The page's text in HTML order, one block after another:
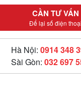
CẦN TƯ VẤN
Để lại số điện thoại
Hà Nội:0914 348
Sài Gòn:032 697